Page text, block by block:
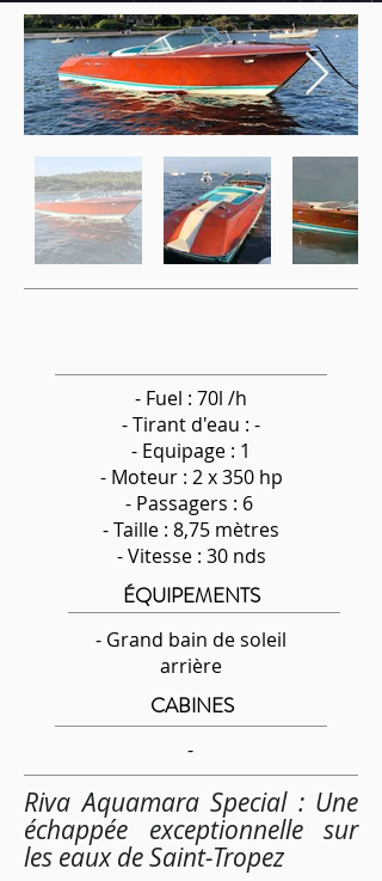
- Fuel : 70l /h
-Tirant d'eau : -
- Equipage : 1
- Moteur : 2 x 350 hp
- Passagers : 6
- Taille : 8,75 mètres
- Vitesse : 30 nds
ÉQUIPEMENTS
- Grand bain de soleil
arrière
CABINES
-
Riva Aquamara Special : Une
échappée exceptionnelle sur
les eaux de Saint-Tropez